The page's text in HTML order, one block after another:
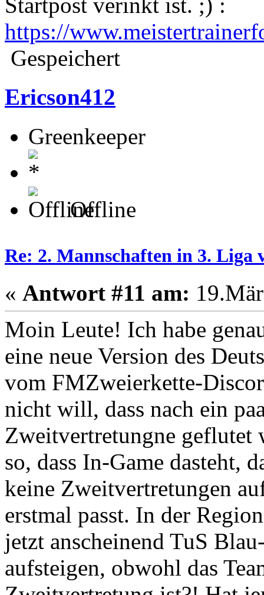
Startpost verinkt ist.
:
https://
Gespeichert
Ericson412
Greenkeeper
Offline
Re: 2. Mannschaften in 3. Liga
« Antwort #11 am:
Moin Leute! Ich habe
eine neue Version des
vom FMZweierkette-
nicht will, dass nach ein
Zweitvertretungne geflutet
so, dass In-Game dasteht,
keine Zweitvertretungen
erstmal passt. In der
jetzt anscheinend TuS
aufsteigen, obwohl das